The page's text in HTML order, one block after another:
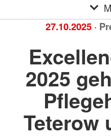
27.10.2025 ·
2025
Teterow